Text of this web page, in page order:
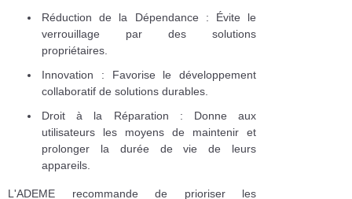
Réduction de la Dépendance : Évite le
verrouillage par des solutions
propriétaires.
Innovation : Favorise le développement
collaboratif de solutions durables.
Droit à la Réparation : Donne aux
utilisateurs les moyens de maintenir et
prolonger la durée de vie de leurs
appareils.
L'ADEME recommande de prioriser les